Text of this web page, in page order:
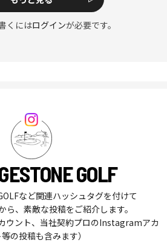
くにはログインが必要です。
GOLF
など関連ハッシュタグを付けて
ら、素敵な投稿をご紹介します。
ウント、当社契約プロのInstagramアカ
の投稿も含みます）